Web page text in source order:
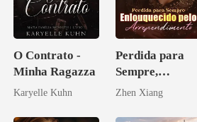
O Contrato -
Minha Ragazza
Karyelle Kuhn
Perdida para
Sempre,
Enlouquecido
Zhen Xiang